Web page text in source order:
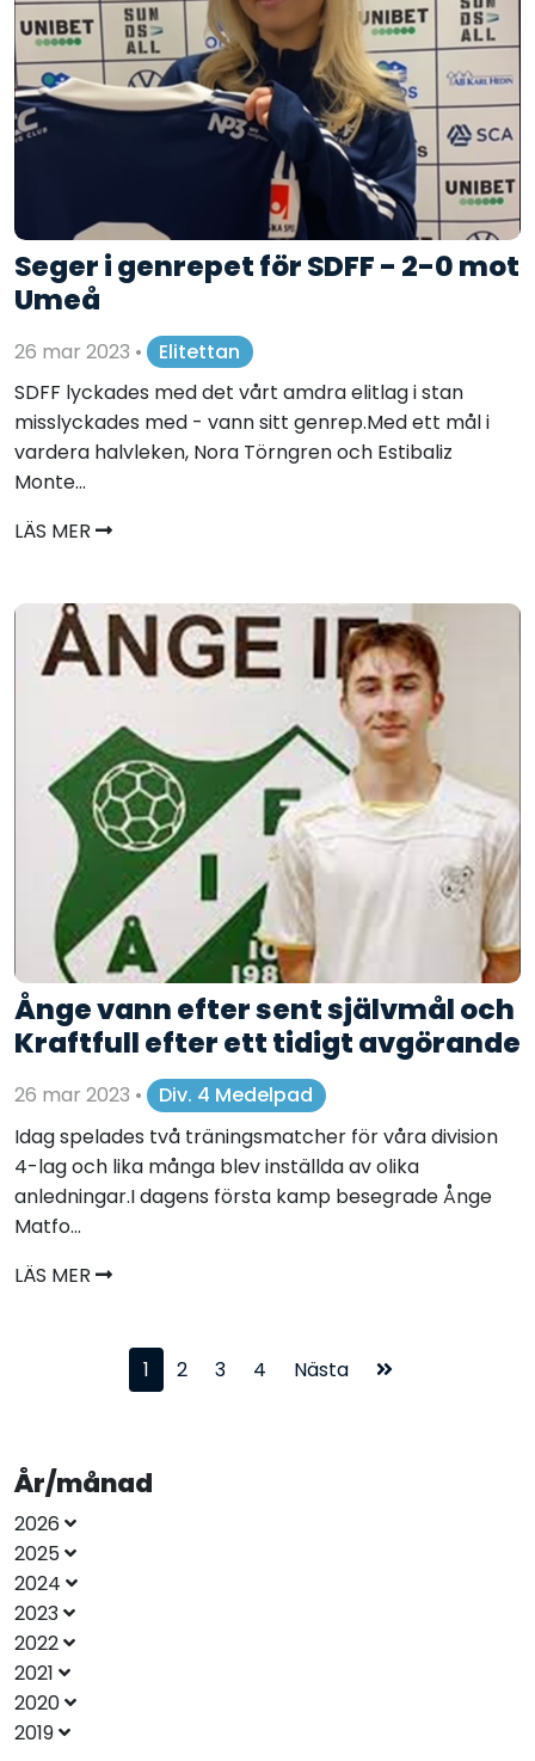
Seger i genrepet för SDFF - 2-0 mot
Umeå
26 mar 2023 •
Elitettan
SDFF lyckades med det vårt amdra elitlag i stan
misslyckades med - vann sitt genrep.Med ett mål i
vardera halvleken, Nora Törngren och Estibaliz
Monte...
LÄS MER
Ånge vann efter sent självmål och
Kraftfull efter ett tidigt avgörande
26 mar 2023 •
Div. 4 Medelpad
Idag spelades två träningsmatcher för våra division
4-lag och lika många blev inställda av olika
anledningar.I dagens första kamp besegrade Ånge
Matfo...
LÄS MER
1 2 3 4 Nästa
År/månad
2026
2025
2024
2023
2022
2021
2020
2019